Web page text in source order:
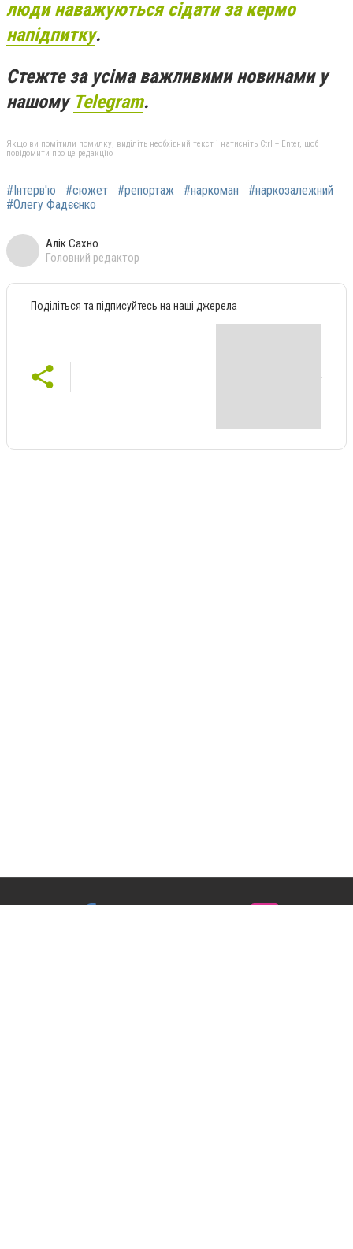
люди наважуються сідати за кермо
напідпитку.
Стежте за усіма важливими новинами у
нашому Telegram.
Якщо ви помітили помилку, виділіть необхідний текст і натисніть Ctrl + Enter, щоб
повідомити про це редакцію
#Інтерв'ю #сюжет #репортаж #наркоман
#наркозалежний
#Олегу Фадєєнко
Алік Сахно
Головний редактор
Поділіться та підписуйтесь на наші джерела